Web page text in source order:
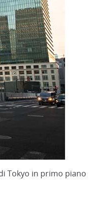
Tokyo in primo piano